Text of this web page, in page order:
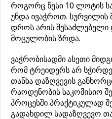
როგორც წესი 10 ლოტის
უნდა ივაჭროთ. სურვილის
დროს არის შესაძლებელი
მოცულობის ზრდა.
ვაჭრობისადმი ასეთი
რომ ტრეიდერს არ
თანხა დაზღვევის
რაოდენობის საკომისიო
პროცესში პრაქტიკულად
გადახდილ სადაზღვევო